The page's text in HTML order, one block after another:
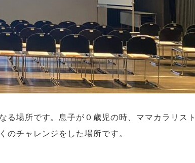
る場所です。息子が０歳児の時、ママカラリス
のチャレンジをした場所です。